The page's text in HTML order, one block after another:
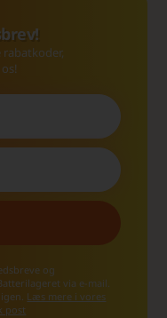
og
via e-mail.
Læs mere i vores
post